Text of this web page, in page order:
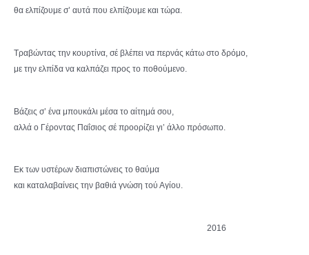
θα ελπίζουμε σ’ αυτά που ελπίζουμε και τώρα.
Τραβώντας την κουρτίνα, σέ βλέπει να περνάς κάτω στο δρόμο,
με την ελπίδα να καλπάζει προς το ποθούμενο.
Βάζεις σ’ ένα μπουκάλι μέσα το αίτημά σου,
αλλά ο Γέροντας Παΐσιος σέ προορίζει γι’ άλλο πρόσωπο.
Εκ των υστέρων διαπιστώνεις το θαύμα
και καταλαβαίνεις την βαθιά γνώση τού Αγίου.
2016